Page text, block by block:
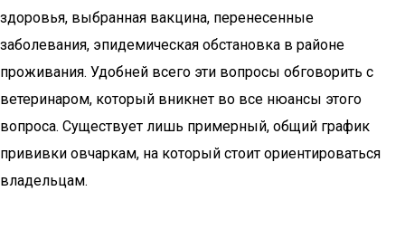
здоровья, выбранная вакцина, перенесенные
заболевания, эпидемическая обстановка в районе
проживания. Удобней всего эти вопросы обговорить с
ветеринаром, который вникнет во все нюансы этого
вопроса. Существует лишь примерный, общий график
прививки овчаркам, на который стоит ориентироваться
владельцам.